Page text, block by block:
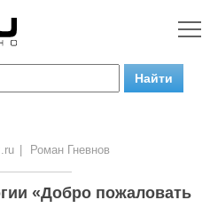
Роман Гневнов
«Добро пожаловать